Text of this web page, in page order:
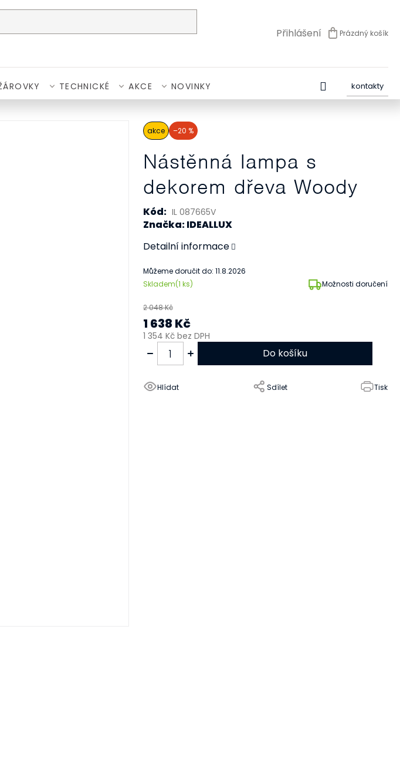
Přihlášení NÁKUPNÍ
Prázdný košík
TECHNICKÉ AKCE NOVINKY kontakty
Nástěnná lampa s
dekorem dřeva Woody
Kód: IL 087665V
akce –20 %
Značka: IDEALLUX
Skladem(1 ks) Možnosti doručení
Můžeme doručit do: 11.8.2026
Detailní informace
Tisk
Hlídat Sdílet
2 048 Kč
1 638 Kč
1 354 Kč bez DPH
Do košíku